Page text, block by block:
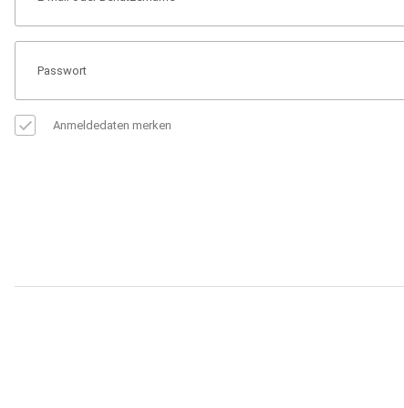
Anmeldedaten merken